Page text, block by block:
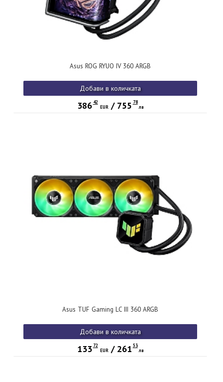
Asus ROG RYUO IV 360 ARGB
Добави в количката
386 42
EUR/ 755 78
лв
Asus TUF Gaming LC III 360 ARGB
Добави в количката
133 72
EUR/ 261 53
лв